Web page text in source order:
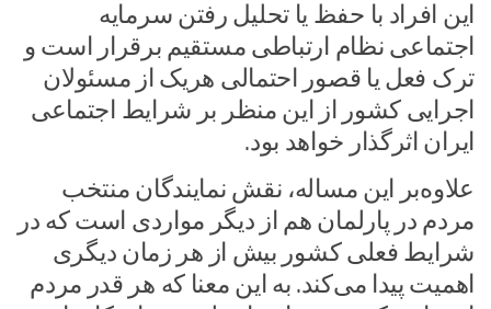
این افراد با حفظ یا تحلیل رفتن سرمایه
اجتماعی نظام ارتباطی مستقیم برقرار است و
ترک فعل یا قصور احتمالی هریک از مسئولان
اجرایی کشور از این منظر بر شرایط اجتماعی
ایران اثرگذار خواهد بود.
علاوه‌بر این مساله، نقش نمایندگان منتخب
مردم در پارلمان هم از دیگر مواردی است که در
شرایط فعلی کشور بیش از هر زمان دیگری
اهمیت پیدا می‌کند. به این معنا که هر قدر مردم